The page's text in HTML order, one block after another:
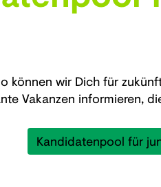
können wir Dich für
Vakanzen informieren,
Kandidatenpool für